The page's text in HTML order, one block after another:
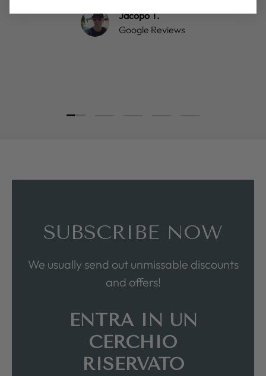
Jacopo T.
Google Reviews
SUBSCRIBE NOW
We usually send out unmissable discounts
and offers!
ENTRA IN UN
CERCHIO
RISERVATO